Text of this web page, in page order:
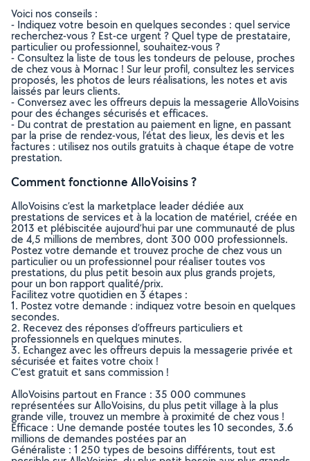
Voici nos conseils :
- Indiquez votre besoin en quelques secondes : quel service
recherchez-vous ? Est-ce urgent ? Quel type de prestataire,
particulier ou professionnel, souhaitez-vous ?
- Consultez la liste de tous les tondeurs de pelouse, proches
de chez vous à Mornac ! Sur leur profil, consultez les services
proposés, les photos de leurs réalisations, les notes et avis
laissés par leurs clients.
- Conversez avec les offreurs depuis la messagerie AlloVoisins
pour des échanges sécurisés et efficaces.
- Du contrat de prestation au paiement en ligne, en passant
par la prise de rendez-vous, l’état des lieux, les devis et les
factures : utilisez nos outils gratuits à chaque étape de votre
prestation.
Comment fonctionne AlloVoisins ?
AlloVoisins c’est la marketplace leader dédiée aux
prestations de services et à la location de matériel, créée en
2013 et plébiscitée aujourd’hui par une communauté de plus
de 4,5 millions de membres, dont 300 000 professionnels.
Postez votre demande et trouvez proche de chez vous un
particulier ou un professionnel pour réaliser toutes vos
prestations, du plus petit besoin aux plus grands projets,
pour un bon rapport qualité/prix.
Facilitez votre quotidien en 3 étapes :
1. Postez votre demande : indiquez votre besoin en quelques
secondes.
2. Recevez des réponses d’offreurs particuliers et
professionnels en quelques minutes.
3. Echangez avec les offreurs depuis la messagerie privée et
sécurisée et faites votre choix !
C’est gratuit et sans commission !
AlloVoisins partout en France : 35 000 communes
représentées sur AlloVoisins, du plus petit village à la plus
grande ville, trouvez un membre à proximité de chez vous !
Efficace : Une demande postée toutes les 10 secondes, 3.6
millions de demandes postées par an
Généraliste : 1 250 types de besoins différents, tout est